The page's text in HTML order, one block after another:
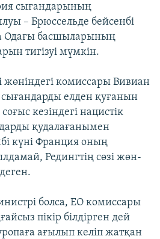
сығандарының
– Брюссельде бейсенбі
Одағы басшыларының
тигізуі мүмкін.
жөніндегі комиссары Вивиан
елден қуғанын
кезіндегі нацистік
қудалағанымен
күні Франция оның
Редингтің сөзі жөн-
болса, ЕО комиссары
пікір білдірген дей
ағылып келіп жатқан